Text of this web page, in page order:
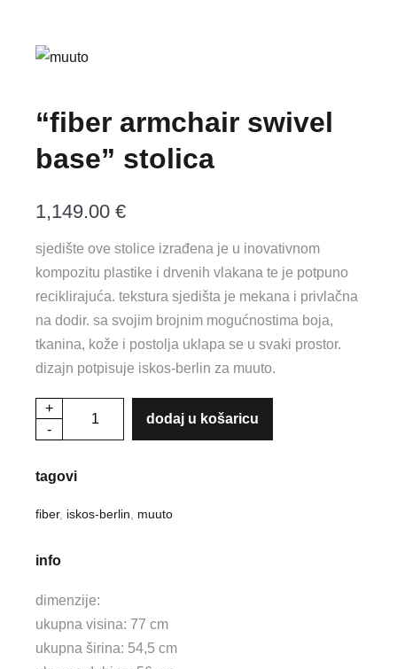
“fiber armchair swivel
base” stolica
1,149.00 €
sjedište ove stolice izrađena je u inovativnom
kompozitu plastike i drvenih vlakana te je potpuno
reciklirajuća. tekstura sjedišta je mekana i privlačna
na dodir. sa svojim brojnim mogućnostima boja,
tkanina, kože i postolja uklapa se u svaki prostor.
dizajn potpisuje iskos-berlin za muuto.
+
-
base"
dodaj u košaricu
tagovi
fiber, iskos-berlin muuto
info
dimenzije:
ukupna visina: 77 cm
ukupna širina: 54,5 cm